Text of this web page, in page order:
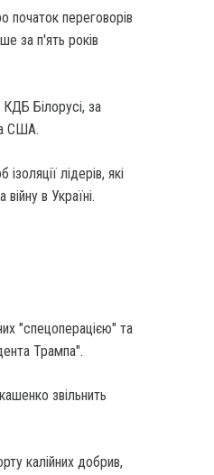
початок переговорів
за п'ять років
Білорусі, за
США.
лідерів, які
в Україні.
"спецоперацією" та
Трампа".
звільнить
калійних добрив,